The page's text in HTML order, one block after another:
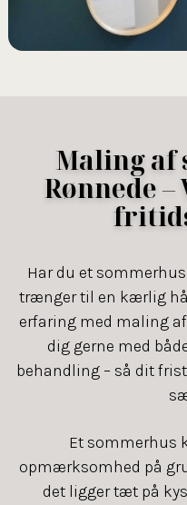
Maling af
Rønnede
Har du et
trænger til en kærlig
erfaring med maling
dig gerne med
behandling – så dit
Et sommerhus
opmærksomhed på
det ligger tæt på